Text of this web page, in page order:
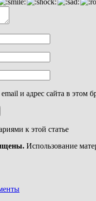
и адрес сайта в этом
к этой статье
Использование